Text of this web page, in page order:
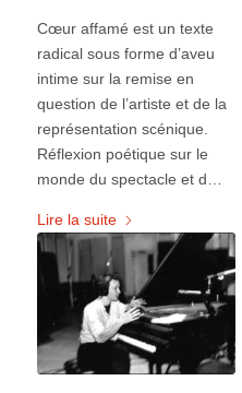
Cœur affamé est un texte
radical sous forme d’aveu
intime sur la remise en
question de l’artiste et de la
représentation scénique.
Réflexion poétique sur le
monde du spectacle et d…
Lire la suite